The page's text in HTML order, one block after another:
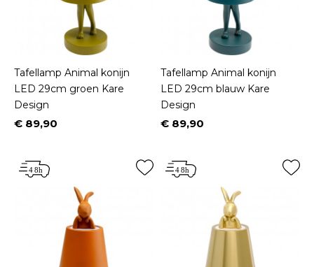
Tafellamp Animal konijn
LED 29cm groen Kare
Design
Prijs
€ 89,90
Tafellamp Animal konijn
LED 29cm blauw Kare
Design
Prijs
€ 89,90